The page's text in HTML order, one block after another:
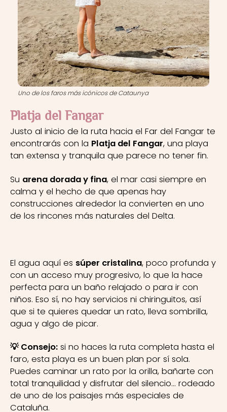
Uno de los faros más icónicos de Cataunya
Platja del Fangar
Justo al inicio de la ruta hacia el Far del Fangar te
encontrarás con la Platja del Fangar, una playa
tan extensa y tranquila que parece no tener fin.
Su arena dorada y fina, el mar casi siempre en
calma y el hecho de que apenas hay
construcciones alrededor la convierten en uno
de los rincones más naturales del Delta.
El agua aquí es súper cristalina, poco profunda y
con un acceso muy progresivo, lo que la hace
perfecta para un baño relajado o para ir con
niños. Eso sí, no hay servicios ni chiringuitos, así
que si te quieres quedar un rato, lleva sombrilla,
agua y algo de picar.
💡 Consejo: si no haces la ruta completa hasta el
faro, esta playa es un buen plan por sí sola.
Puedes caminar un rato por la orilla, bañarte con
total tranquilidad y disfrutar del silencio… rodeado
de uno de los paisajes más especiales de
Cataluña.